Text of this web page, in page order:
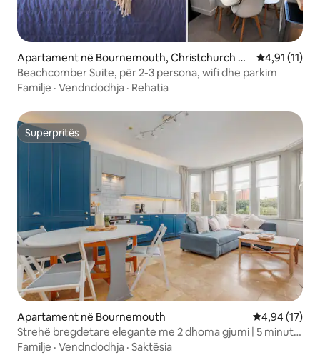
Apartament në Bournemouth, Christchurch an
d Poole
Vlerësimi
4,91 (11)
Beachcomber Suite, për 2-3 persona, wifi dhe parkim
Familje · Vendndodhja · Rehatia
Superpritës
Superpritës
Apartament në Bournemouth Vlerësimi
4,94 (17)
Strehë bregdetare elegante me 2 dhoma gjumi | 5 minuta
më këmbë deri në plazh
Familje · Vendndodhja · Saktësia